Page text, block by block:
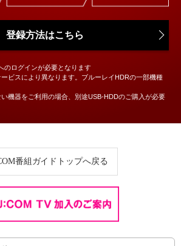
登録方法はこちら
ログインが必要となります
ビスにより異なります。ブルーレイHDRの一部機種
機器をご利用の場合、別途USB-HDDのご購入が必要
番組ガイドトップへ戻る